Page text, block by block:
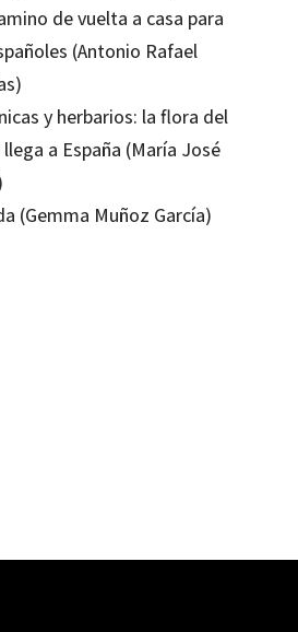
de vuelta a casa para
(Antonio Rafael
y herbarios: la flora del
a España (María José
(Gemma Muñoz García)